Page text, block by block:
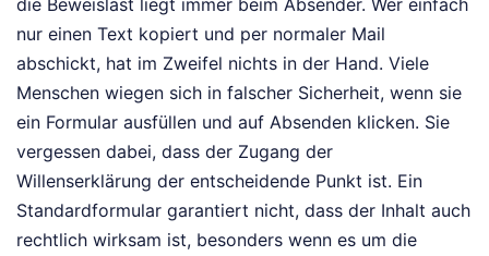
nur einen Text kopiert und per normaler Mail
abschickt, hat im Zweifel nichts in der Hand. Viele
Menschen wiegen sich in falscher Sicherheit, wenn sie
ein Formular ausfüllen und auf Absenden klicken. Sie
vergessen dabei, dass der Zugang der
Willenserklärung der entscheidende Punkt ist. Ein
Standardformular garantiert nicht, dass der Inhalt auch
rechtlich wirksam ist, besonders wenn es um die